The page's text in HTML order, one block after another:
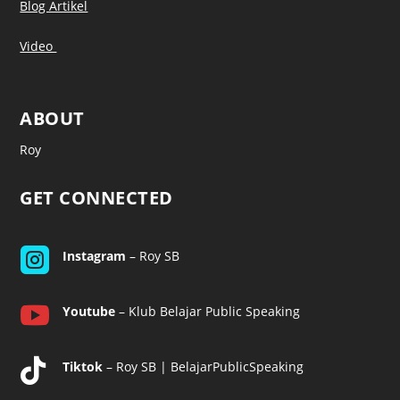
Blog Artikel
Video
ABOUT
Roy
GET CONNECTED
 Instagram – Roy SB
 Youtube– Klub Belajar Public Speaking
 Tiktok– Roy SB | BelajarPublicSpeaking